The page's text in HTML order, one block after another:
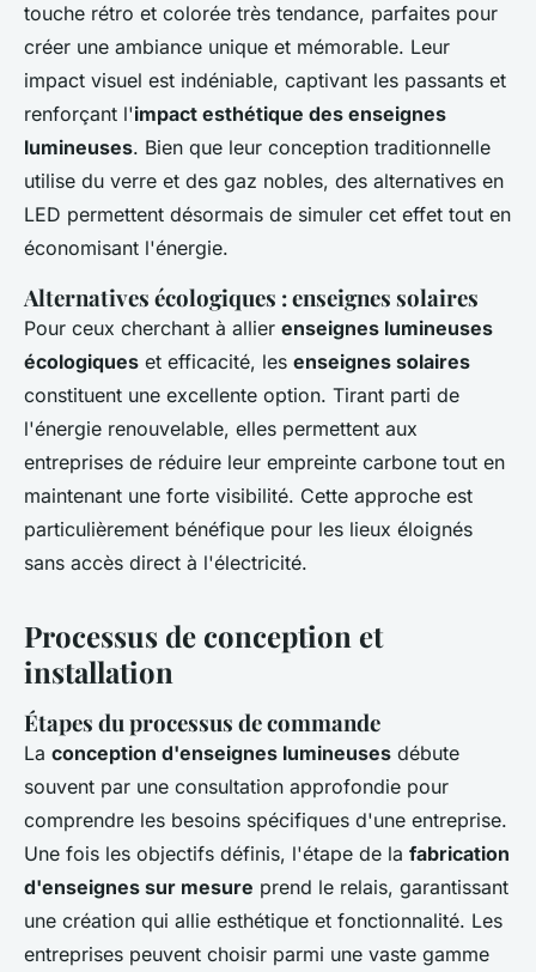
touche rétro et colorée très tendance, parfaites pour
créer une ambiance unique et mémorable. Leur
impact visuel est indéniable, captivant les passants et
renforçant l'impact esthétique des enseignes
lumineuses. Bien que leur conception traditionnelle
utilise du verre et des gaz nobles, des alternatives en
LED permettent désormais de simuler cet effet tout en
économisant l'énergie.
Alternatives écologiques : enseignes solaires
Pour ceux cherchant à allier enseignes lumineuses
écologiques et efficacité, les enseignes solaires
constituent une excellente option. Tirant parti de
l'énergie renouvelable, elles permettent aux
entreprises de réduire leur empreinte carbone tout en
maintenant une forte visibilité. Cette approche est
particulièrement bénéfique pour les lieux éloignés
sans accès direct à l'électricité.
Processus de conception et
installation
Étapes du processus de commande
La conception d'enseignes lumineuses débute
souvent par une consultation approfondie pour
comprendre les besoins spécifiques d'une entreprise.
Une fois les objectifs définis, l'étape de la fabrication
d'enseignes sur mesure prend le relais, garantissant
une création qui allie esthétique et fonctionnalité. Les
entreprises peuvent choisir parmi une vaste gamme